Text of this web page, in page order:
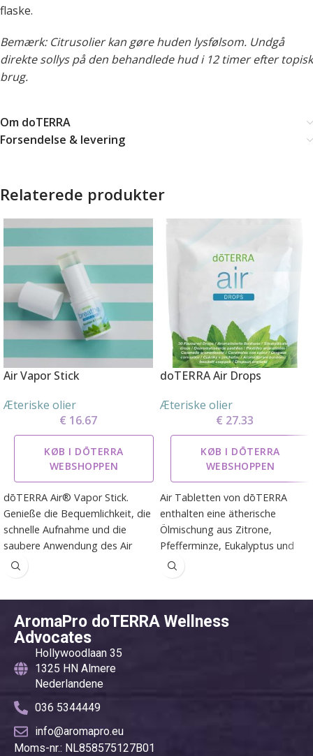
flaske.
Bemærk: Citrusolier kan gøre huden lysfølsom. Undgå
direkte sollys på den behandlede hud i 12 timer efter topisk
brug.
Om doTERRA
Forsendelse & levering
Relaterede produkter
Air Vapor Stick
Æteriske olier
€ 16.67
KØB I DŌTERRA
WEBSHOPPEN
dōTERRA Air® Vapor Stick.
Genieße die Bequemlichkeit, die
schnelle Aufnahme und die
saubere Anwendung des Air
Vapor Sticks. Der Stick gibt ein
erfrischendes Gefühl an der
Verwendungsmethode von
doTERRAs patentiertem Air
ätherischen Öl kann mit diesem
Stick überall und jederzeit
verwendet werden.
doTERRA Air Drops
Æteriske olier
€ 27.33
KØB I DŌTERRA
WEBSHOPPEN
Air Tabletten von dōTERRA
enthalten eine ätherische
Ölmischung aus Zitrone,
Pfefferminze, Eukalyptus und
jetzt Kardamom, und haben
bereits vielen zu ruhiger Atmung
AromaPro doTERRA Wellness
Advocates
Hollywoodlaan 35
1325 HN Almere
Nederlandene
036 5344449
info@aromapro.eu
Moms-nr.: NL858575127B01